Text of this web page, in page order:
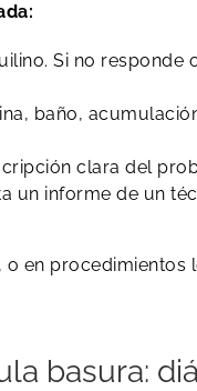
Si no responde
baño,
clara del
un informe de un
en procedimientos
basura: